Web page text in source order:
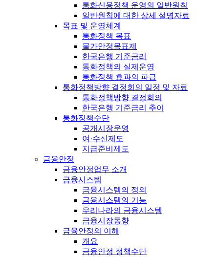
통화신용정책 운영의 일반원칙
일반원칙에 대한 상세 설명자료
목표 및 운영체계
통화정책 목표
물가안정목표제
한국은행 기준금리
통화정책의 실제운영
통화정책 효과의 파급
통화정책방향 결정회의 일정 및 자료
통화정책방향 결정회의
한국은행 기준금리 추이
통화정책수단
공개시장운영
여·수신제도
지급준비제도
금융안정
금융안정업무 소개
금융시스템
금융시스템의 정의
금융시스템의 기능
우리나라의 금융시스템
금융시장동향
금융안정의 이해
개요
금융안정 정책수단